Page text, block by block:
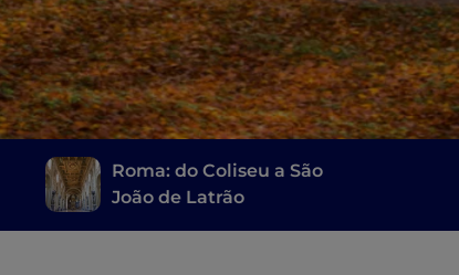
Roma: do Coliseu a São
João de Latrão